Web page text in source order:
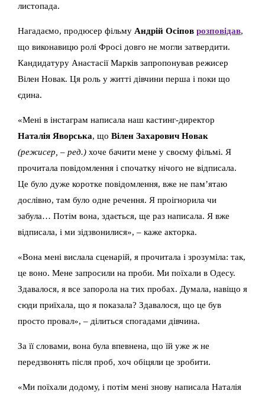
листопада.
Нагадаємо, продюсер фільму Андрій Осіпов розповідав,
що виконавицю ролі Фросі довго не могли затвердити.
Кандидатуру Анастасії Марків запропонував режисер
Вілен Новак. Ця роль у житті дівчини перша і поки що
єдина.
«Мені в інстаграм написала наш кастинг-директор
Наталія Яворська, що Вілен Захарович Новак
(режисер, – ред.) хоче бачити мене у своєму фільмі. Я
прочитала повідомлення і спочатку нічого не відписала.
Це було дуже коротке повідомлення, вже не пам’ятаю
дослівно, там було одне речення. Я проігнорила чи
забула… Потім вона, здається, ще раз написала. Я вже
відписала, і ми зідзвонилися», – каже акторка.
«Вона мені вислала сценарій, я прочитала і зрозуміла: так,
це воно. Мене запросили на проби. Ми поїхали в Одесу.
Здавалося, я все запорола на тих пробах. Думала, навіщо я
сюди приїхала, що я показала? Здавалося, що це був
просто провал», – ділиться спогадами дівчина.
За її словами, вона була впевнена, що їй уже ж не
передзвонять після проб, хоч обіцяли це зробити.
«Ми поїхали додому, і потім мені знову написала Наталія